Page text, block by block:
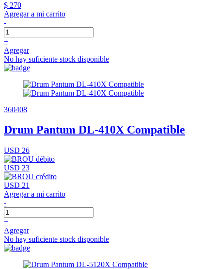
$ 270
Agregar a mi carrito
-
+
Agregar
No hay suficiente stock disponible
360408
Drum Pantum DL-410X Compatible
USD 26
USD 23
USD 21
Agregar a mi carrito
-
+
Agregar
No hay suficiente stock disponible